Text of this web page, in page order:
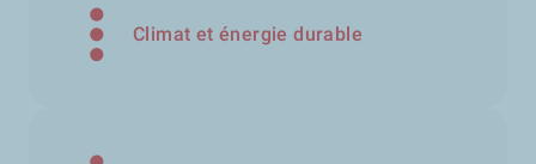
Climat et énergie durable